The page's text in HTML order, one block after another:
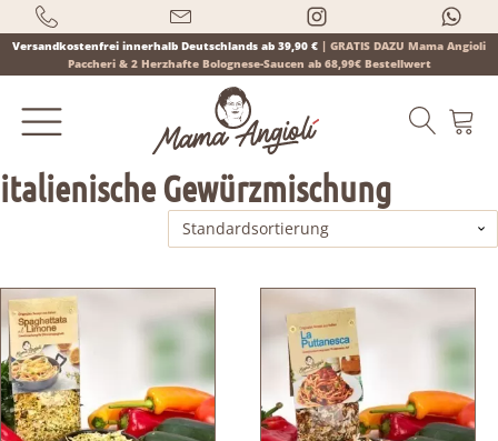
Versandkostenfrei innerhalb Deutschlands ab 39,90 € | GRATIS DAZU Mama Angioli
Paccheri & 2 Herzhafte Bolognese-Saucen ab 68,99€ Bestellwert
italienische Gewürzmischung